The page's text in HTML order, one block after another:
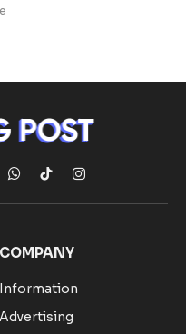
WhatsApp
TikTokInstagram
COMPANY
Information
Advertising